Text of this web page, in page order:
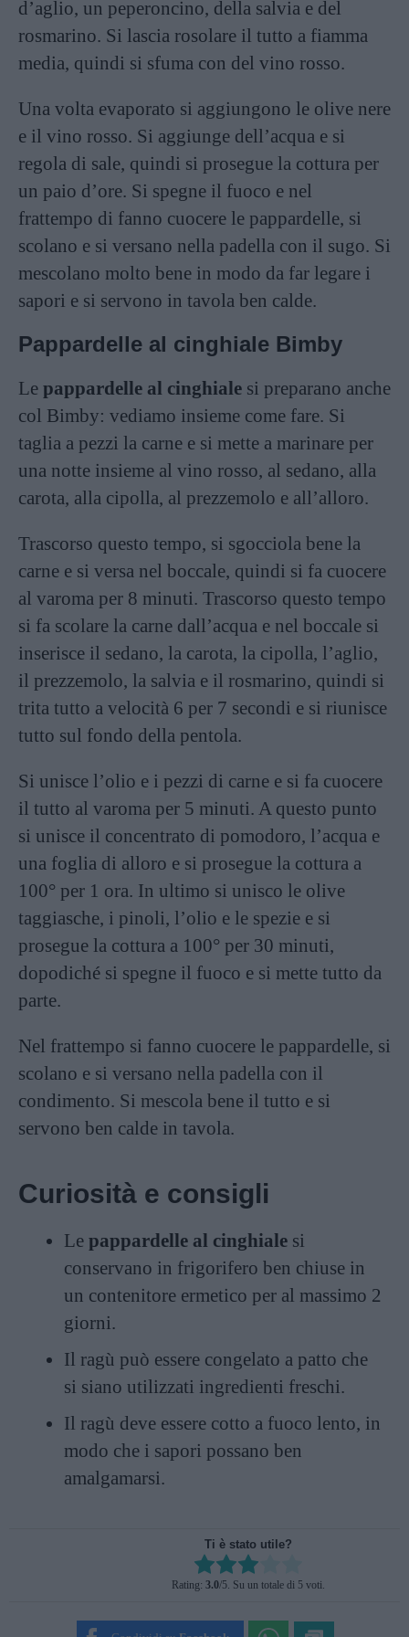
d’aglio, un peperoncino, della salvia e del
rosmarino. Si lascia rosolare il tutto a fiamma
media, quindi si sfuma con del vino rosso.
Una volta evaporato si aggiungono le olive nere
e il vino rosso. Si aggiunge dell’acqua e si
regola di sale, quindi si prosegue la cottura per
un paio d’ore. Si spegne il fuoco e nel
frattempo di fanno cuocere le pappardelle, si
scolano e si versano nella padella con il sugo. Si
mescolano molto bene in modo da far legare i
sapori e si servono in tavola ben calde.
Pappardelle al cinghiale Bimby
Le pappardelle al cinghiale si preparano anche
col Bimby: vediamo insieme come fare. Si
taglia a pezzi la carne e si mette a marinare per
una notte insieme al vino rosso, al sedano, alla
carota, alla cipolla, al prezzemolo e all’alloro.
Trascorso questo tempo, si sgocciola bene la
carne e si versa nel boccale, quindi si fa cuocere
al varoma per 8 minuti. Trascorso questo tempo
si fa scolare la carne dall’acqua e nel boccale si
inserisce il sedano, la carota, la cipolla, l’aglio,
il prezzemolo, la salvia e il rosmarino, quindi si
trita tutto a velocità 6 per 7 secondi e si riunisce
tutto sul fondo della pentola.
Si unisce l’olio e i pezzi di carne e si fa cuocere
il tutto al varoma per 5 minuti. A questo punto
si unisce il concentrato di pomodoro, l’acqua e
una foglia di alloro e si prosegue la cottura a
100° per 1 ora. In ultimo si unisco le olive
taggiasche, i pinoli, l’olio e le spezie e si
prosegue la cottura a 100° per 30 minuti,
dopodiché si spegne il fuoco e si mette tutto da
parte.
Nel frattempo si fanno cuocere le pappardelle, si
scolano e si versano nella padella con il
condimento. Si mescola bene il tutto e si
servono ben calde in tavola.
Curiosità e consigli
Le pappardelle al cinghiale si
conservano in frigorifero ben chiuse in
un contenitore ermetico per al massimo 2
giorni.
Il ragù può essere congelato a patto che
si siano utilizzati ingredienti freschi.
Il ragù deve essere cotto a fuoco lento, in
modo che i sapori possano ben
amalgamarsi.
Ti è stato utile?
Rate this item:
SUBMIT RATING
Rating: 3.0/5. Su un totale di 5 voti.